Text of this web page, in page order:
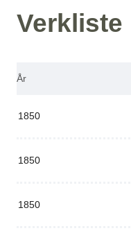
Verkliste
År
1850
1850
1850